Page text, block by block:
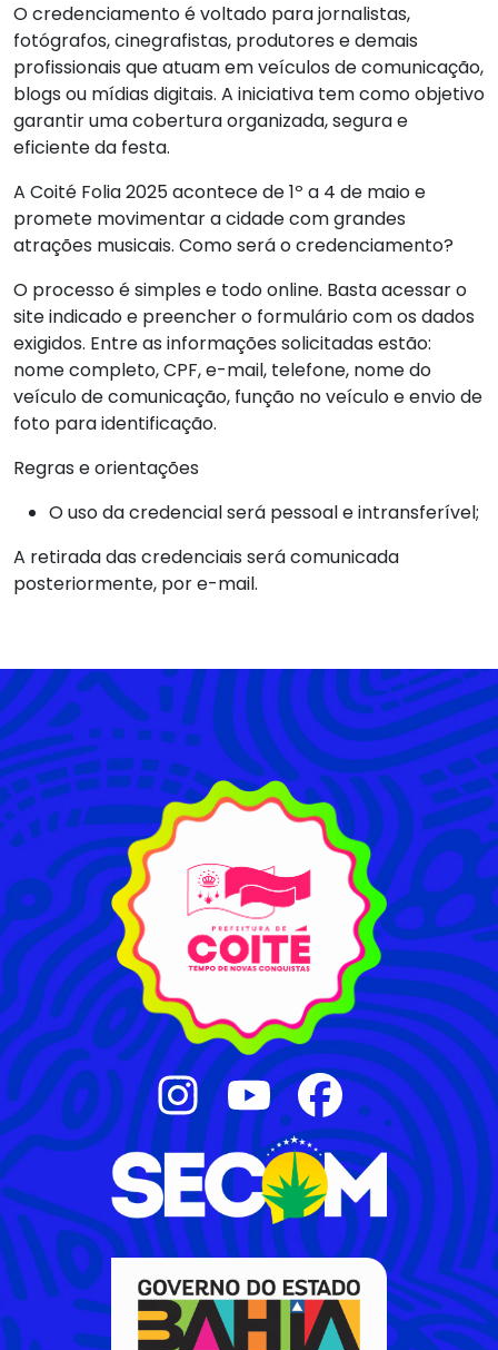
O credenciamento é voltado para jornalistas,
fotógrafos, cinegrafistas, produtores e demais
profissionais que atuam em veículos de comunicação,
blogs ou mídias digitais. A iniciativa tem como objetivo
garantir uma cobertura organizada, segura e
eficiente da festa.
A Coité Folia 2025 acontece de 1º a 4 de maio e
promete movimentar a cidade com grandes
atrações musicais. Como será o credenciamento?
O processo é simples e todo online. Basta acessar o
site indicado e preencher o formulário com os dados
exigidos. Entre as informações solicitadas estão:
nome completo, CPF, e-mail, telefone, nome do
veículo de comunicação, função no veículo e envio de
foto para identificação.
Regras e orientações
O uso da credencial será pessoal e intransferível;
A retirada das credenciais será comunicada
posteriormente, por e-mail.